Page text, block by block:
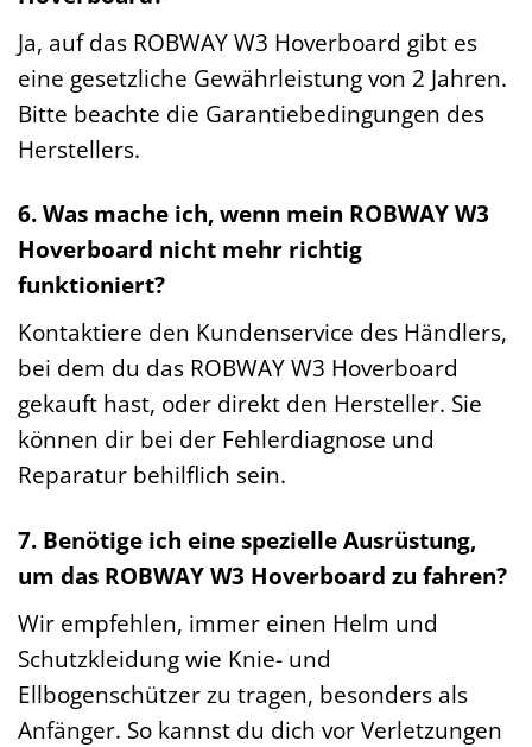
Ja, auf das ROBWAY W3 Hoverboard gibt es
eine gesetzliche Gewährleistung von 2 Jahren.
Bitte beachte die Garantiebedingungen des
Herstellers.
6. Was mache ich, wenn mein ROBWAY W3
Hoverboard nicht mehr richtig
funktioniert?
Kontaktiere den Kundenservice des Händlers,
bei dem du das ROBWAY W3 Hoverboard
gekauft hast, oder direkt den Hersteller. Sie
können dir bei der Fehlerdiagnose und
Reparatur behilflich sein.
7. Benötige ich eine spezielle Ausrüstung,
um das ROBWAY W3 Hoverboard zu fahren?
Wir empfehlen, immer einen Helm und
Schutzkleidung wie Knie- und
Ellbogenschützer zu tragen, besonders als
Anfänger. So kannst du dich vor Verletzungen